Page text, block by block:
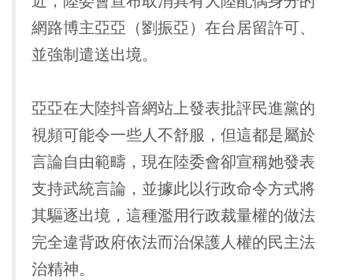
網路博主亞亞（劉振亞）在台居留許可、
並強制遣送出境。
亞亞在大陸抖音網站上發表批評民進黨的
視頻可能令一些人不舒服，但這都是屬於
言論自由範疇，現在陸委會卻宣稱她發表
支持武統言論，並據此以行政命令方式將
其驅逐出境，這種濫用行政裁量權的做法
完全違背政府依法而治保護人權的民主法
治精神。